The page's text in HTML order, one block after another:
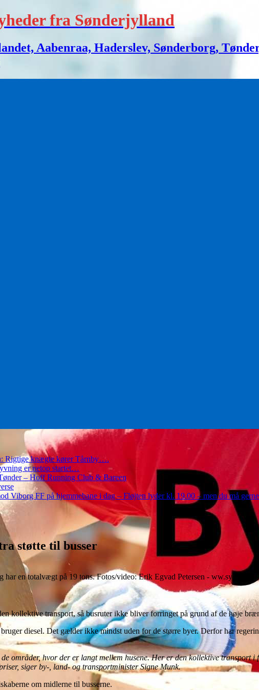
fra Sønderjylland
Aabenraa, Haderslev, Sønderborg,
Rigtige knægte kører Tårnby….
er netop startet…
– Hoff Running Club & Bareen
Viborg FF på hjemmebane i dag – Fløjten lyder kl. 19.00 – men du må
støtte til busser
en totalvægt på 19 tons. Fotos/video: Erik Egvad Petersen - ww.sydnyt.dk
kollektive transport, så busruter ikke bliver forringet på grund af de høje
diesel. Det gælder ikke mindst uden for de større byer. Derfor har
områder, hvor der er langt mellem husene. Her er den kollektive transport
siger by-, land- og transportminister Signe Munk.
om midlerne til busserne.